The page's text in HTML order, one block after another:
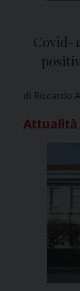
Covid-
di Riccardo
Attualità